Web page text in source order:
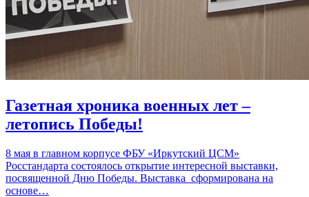
Газетная хроника военных лет –
летопись Победы!
8 мая в главном корпусе ФБУ «Иркутский ЦСМ»
Росстандарта состоялось открытие интересной выставки,
посвященной Дню Победы. Выставка сформирована на
основе…